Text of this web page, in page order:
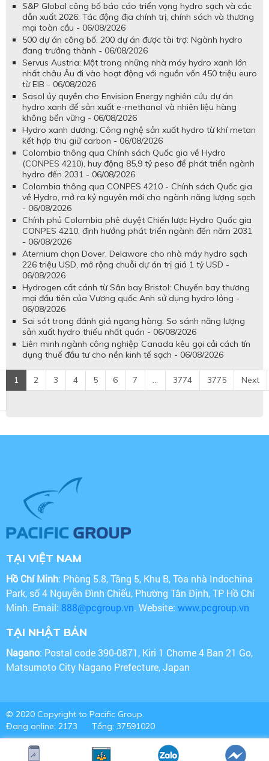
S&P Global công bố báo cáo triển vọng hydro sạch và các
dẫn xuất 2026: Tác động địa chính trị, chính sách và thương
mại toàn cầu - 06/08/2026
500 dự án công bố, 200 dự án được tài trợ: Ngành hydro
đang trưởng thành - 06/08/2026
Servus Austria: Một trong những nhà máy hydro xanh lớn
nhất châu Âu đi vào hoạt động với nguồn vốn 450 triệu euro
từ EIB - 06/08/2026
Sasol ủy quyền cho Envision Energy nghiên cứu dự án
hydro xanh để sản xuất e-methanol và nhiên liệu hàng
không bền vững - 06/08/2026
Hydro xanh dương: Công nghệ sản xuất hydro từ khí metan
kết hợp thu giữ carbon - 06/08/2026
Colombia thông qua Chính sách Quốc gia về Hydro
(CONPES 4210), huy động 85,9 tỷ peso để phát triển ngành
hydro đến 2031 - 06/08/2026
Colombia thông qua CONPES 4210 - Chính sách Quốc gia
về Hydro, mở ra kỷ nguyên mới cho ngành năng lượng sạch
- 06/08/2026
Chính phủ Colombia phê duyệt Chiến lược Hydro Quốc gia
CONPES 4210, định hướng phát triển ngành đến năm 2031
- 06/08/2026
Aternium chọn Dover, Delaware cho nhà máy hydro sạch
226 triệu USD, mở rộng chuỗi dự án trị giá 1 tỷ USD -
06/08/2026
Hydrogen cất cánh từ Sân bay Bristol: Chuyến bay thương
mại đầu tiên của Vương quốc Anh sử dụng hydro lỏng -
06/08/2026
Sai sót trong đánh giá ngang hàng: So sánh năng lượng
sản xuất hydro thiếu nhất quán - 06/08/2026
Liên minh ngành công nghiệp Canada kêu gọi cải cách tín
dụng thuế đầu tư cho nền kinh tế sạch - 06/08/2026
1 2 3 4 5 6 7 ... 3774 3775 Next
TẠI VIỆT NAM
Hồ Chí Minh: Phòng 5.8, Tầng 5, Khu B, Tòa nhà Indochina
Park, số 4 Nguyễn Đình Chiểu, Phường Tân Định, TP Hồ Chí
Minh. Email: 888@pcgroup.vn. Website: www.pcgroup.vn
TẠI NHẬT BẢN
Nagano: Postal code 390-0871, Kiri 1 Chome 4 Ban 21 Go,
Matsumoto City Nagano Prefecture, Japan
© 2020 Copyright to Pacific Group.
Đang online: 2173
Tổng: 37591020